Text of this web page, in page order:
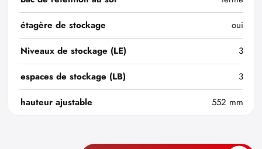
étagère de stockage
oui
Niveaux de stockage (LE)
3
espaces de stockage (LB)
3
hauteur ajustable
552 mm